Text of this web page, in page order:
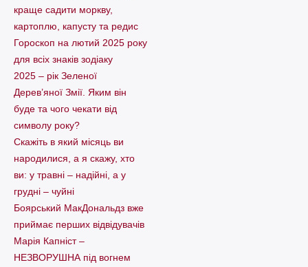
краще садити моркву,
картоплю, капусту та редис
Гороскоп на лютий 2025 року
для всіх знаків зодіаку
2025 – рік Зеленої
Дерев’яної Змії. Яким він
буде та чого чекати від
символу року?
Скажіть в який місяць ви
народилися, а я скажу, хто
ви: у травні – надійні, а у
грудні – чуйні
Боярський МакДональдз вже
приймає перших відвідувачів
Марія Капніст –
НЕЗВОРУШНА під вогнем